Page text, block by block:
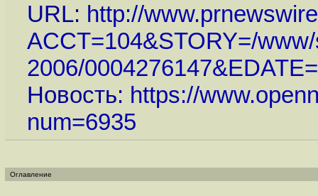
URL: http://
ACCT=104&STORY=/
2006/0004276147&EDATE=
Новость: https://
num=6935
Оглавление